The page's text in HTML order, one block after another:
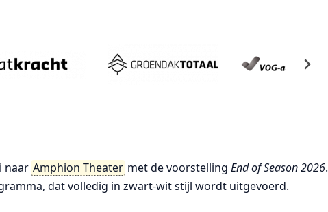
naar Amphion Theater met de voorstellingEnd of Season 2026.
dat volledig in zwart-wit stijl wordt uitgevoerd.